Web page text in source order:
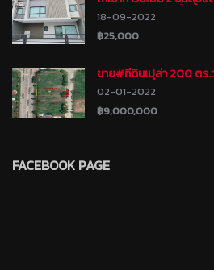
พร้อมเฟอร์นิเจอร์ไม้ทั้ง
พหลโยธิน-วิภาวดี
18-09-2022
฿25,000
ขาย#ที่ดินเปล่า 200 ตร
รามอินทรา ที่ถมแล้ว แปล
สำหรับสร้างบ้าน บางชัน
โอน
02-01-2022
฿9,000,000
FACEBOOK PAGE